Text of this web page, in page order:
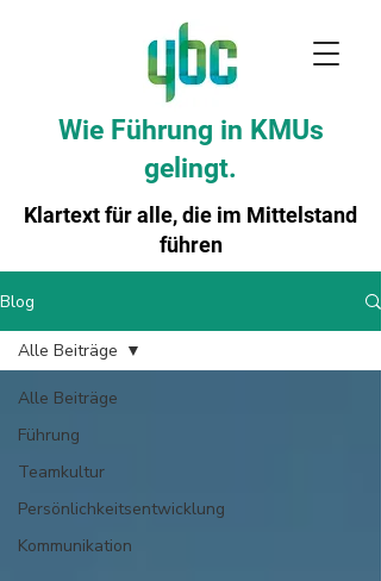
Wie Führung in KMUs
gelingt.
Klartext für alle, die im Mittelstand
führen
Blog
Alle Beiträge
Führung
Teamkultur
Persönlichkeitsentwicklung
Kommunikation
Alle Beiträge